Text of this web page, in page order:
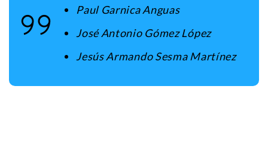
Paul Garnica Anguas
José Antonio Gómez López
Jesús Armando Sesma Martínez